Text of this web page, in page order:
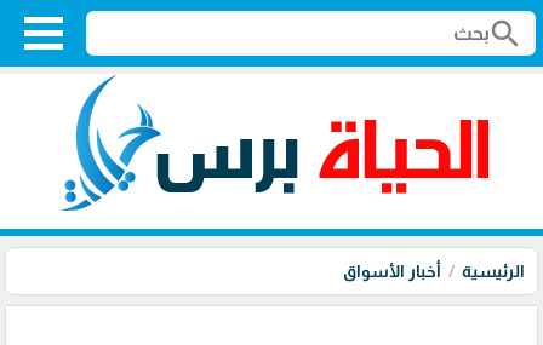
search
الرئيسية أخبار الأسواق